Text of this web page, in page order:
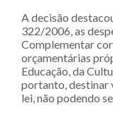
A decisão
322/2006, as
Complementar
orçamentárias
Educação, da
portanto, destinar
lei, não podendo